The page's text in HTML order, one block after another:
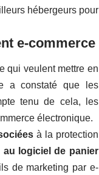
hébergeurs pour
e-commerce
qui veulent mettre en
a constaté que les
tenu de cela, les
électronique.
à la protection
au logiciel de panier
de marketing par e-